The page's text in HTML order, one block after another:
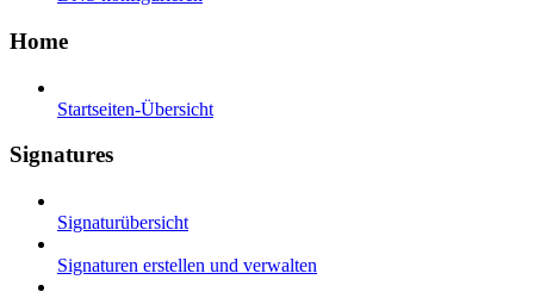
Home
Startseiten-Übersicht
Signatures
Signaturübersicht
Signaturen erstellen und verwalten